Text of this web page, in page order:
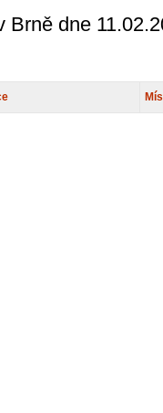
Brně dnePrůvodce
restaurace,